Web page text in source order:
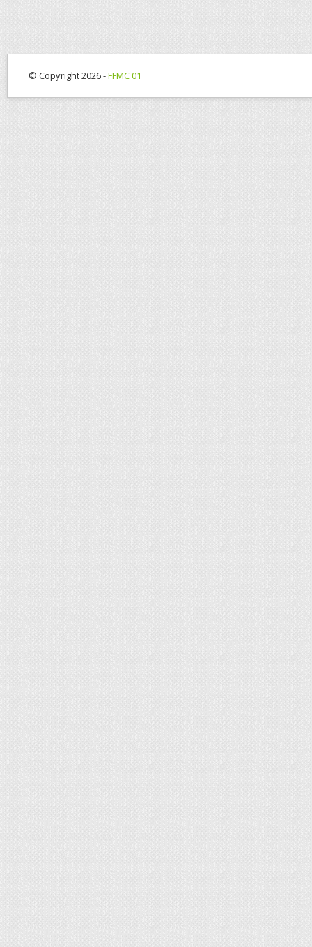
© Copyright 2026 -FFMC 01